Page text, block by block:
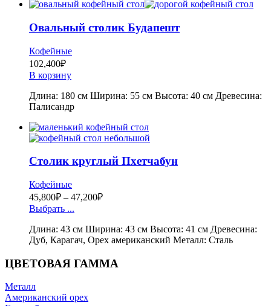
Овальный столик Будапешт
Кофейные
102,400₽
В корзину
Длина: 180 см Ширина: 55 см Высота: 40 см Древесина:
Палисандр
Столик круглый Пхетчабун
Кофейные
45,800₽ – 47,200₽
Выбрать ...
Длина: 43 см Ширина: 43 см Высота: 41 см Древесина:
Дуб, Карагач, Орех американский Металл: Сталь
ЦВЕТОВАЯ ГАММА
Металл
Американский орех